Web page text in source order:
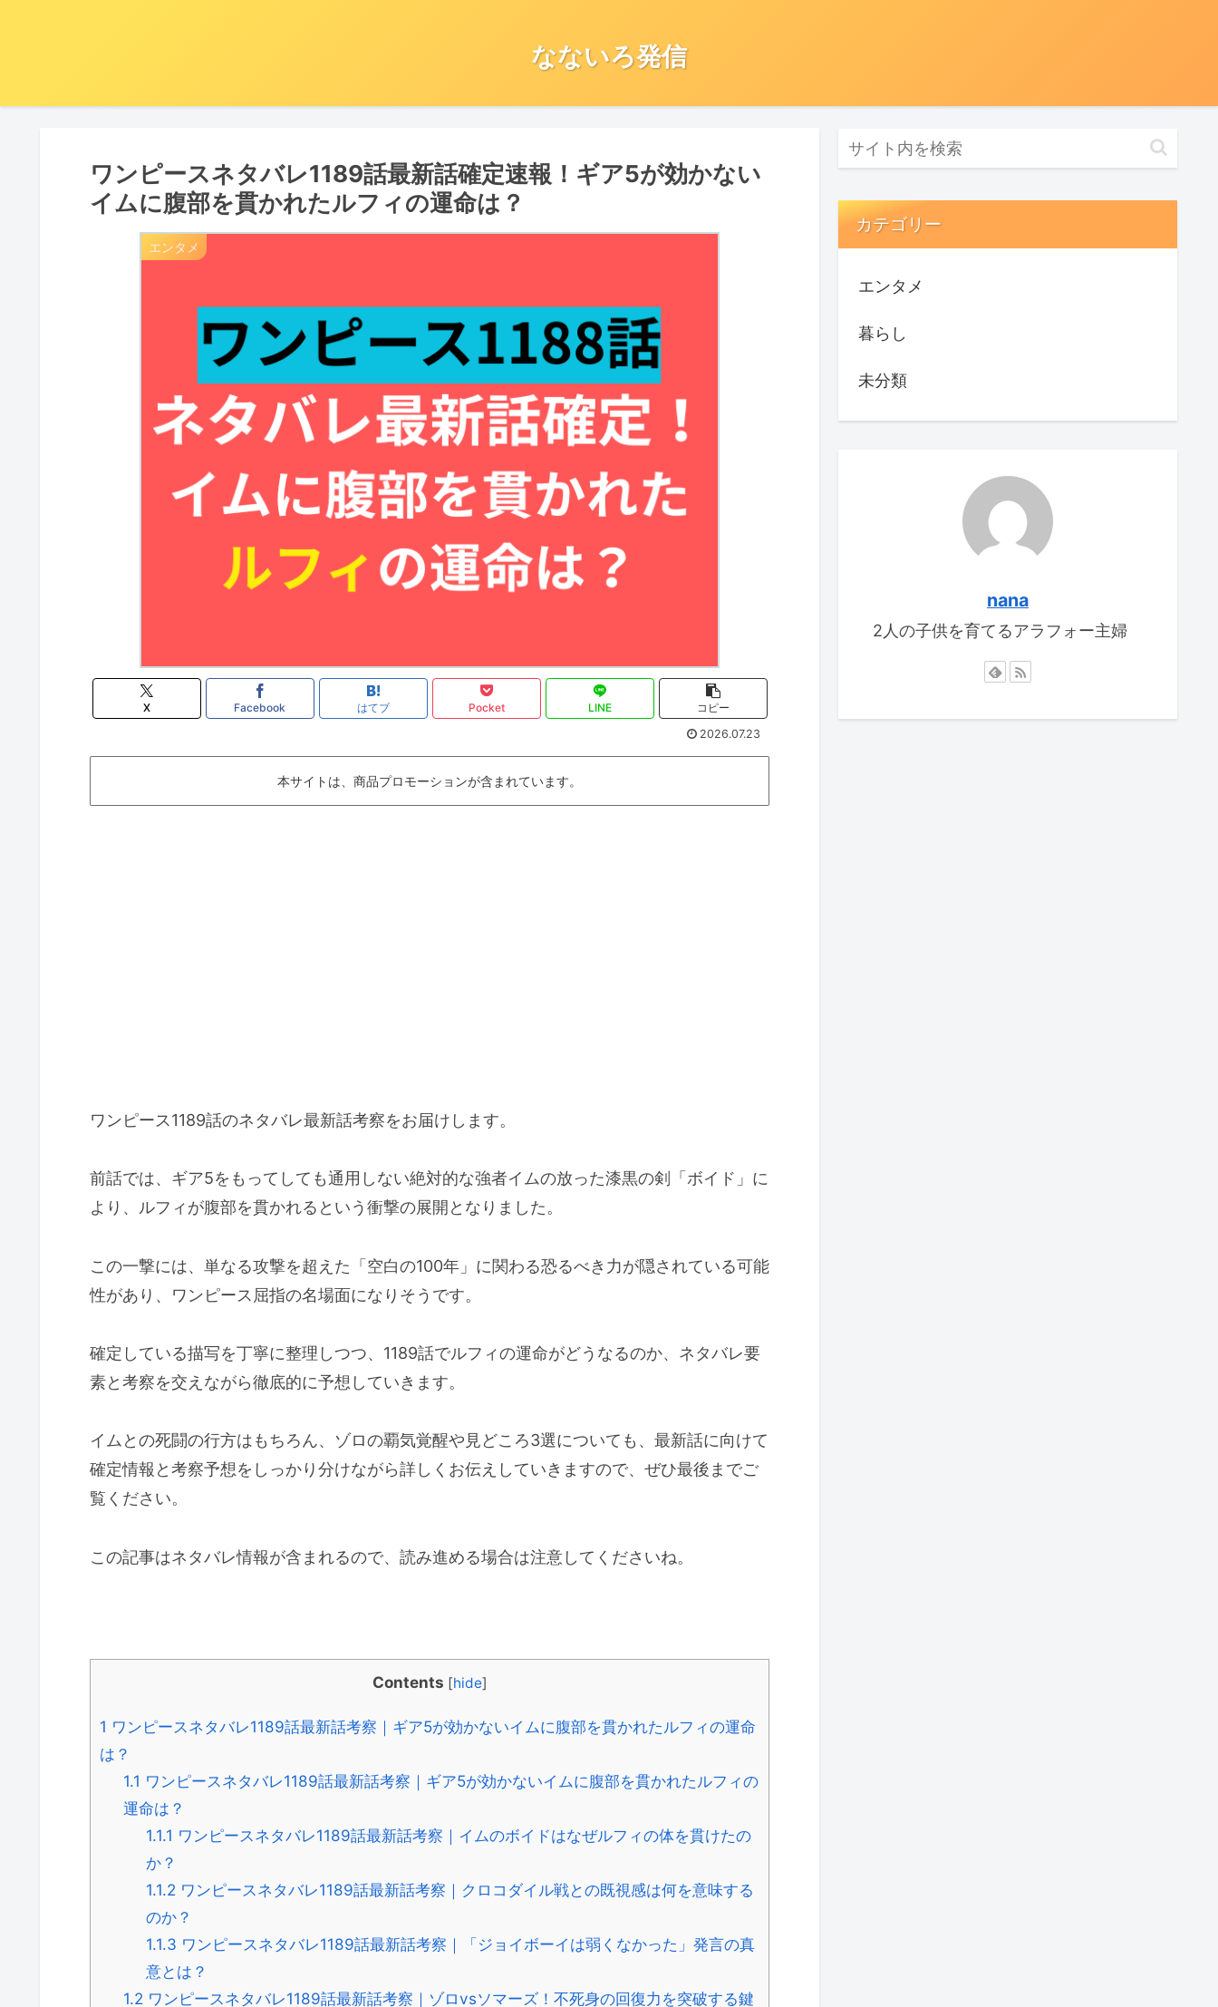
なないろ発信
ワンピースネタバレ1189話最新話確定速報！ギア5が効かない
イムに腹部を貫かれたルフィの運命は？
エンタメ
X Facebook はてブ Pocket LINE
コピー
2026.07.23
本サイトは、商品プロモーションが含まれています。
ワンピース1189話のネタバレ最新話考察をお届けします。
前話では、ギア5をもってしても通用しない絶対的な強者イムの放った漆黒の剣「ボイド」に
より、ルフィが腹部を貫かれるという衝撃の展開となりました。
この一撃には、単なる攻撃を超えた「空白の100年」に関わる恐るべき力が隠されている可能
性があり、ワンピース屈指の名場面になりそうです。
確定している描写を丁寧に整理しつつ、1189話でルフィの運命がどうなるのか、ネタバレ要
素と考察を交えながら徹底的に予想していきます。
イムとの死闘の行方はもちろん、ゾロの覇気覚醒や見どころ3選についても、最新話に向けて
確定情報と考察予想をしっかり分けながら詳しくお伝えしていきますので、ぜひ最後までご
覧ください。
この記事はネタバレ情報が含まれるので、読み進める場合は注意してくださいね。
Contents [hide]
1 ワンピースネタバレ1189話最新話考察｜ギア5が効かないイムに腹部を貫かれたルフィの運命
は？
1.1 ワンピースネタバレ1189話最新話考察｜ギア5が効かないイムに腹部を貫かれたルフィの
運命は？
1.1.1 ワンピースネタバレ1189話最新話考察｜イムのボイドはなぜルフィの体を貫けたの
か？
1.1.2 ワンピースネタバレ1189話最新話考察｜クロコダイル戦との既視感は何を意味する
のか？
1.1.3 ワンピースネタバレ1189話最新話考察｜「ジョイボーイは弱くなかった」発言の真
意とは？
1.2 ワンピースネタバレ1189話最新話考察｜ゾロvsソマーズ！不死身の回復力を突破する鍵
カテゴリー
エンタメ
暮らし
未分類
nana
2人の子供を育てるアラフォー主婦